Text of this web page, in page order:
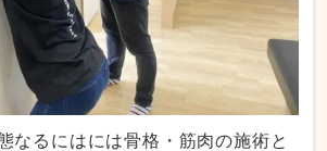
なるにはには骨格・筋肉の施術と